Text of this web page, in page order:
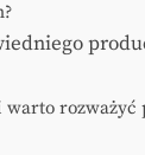
warto rozważyć